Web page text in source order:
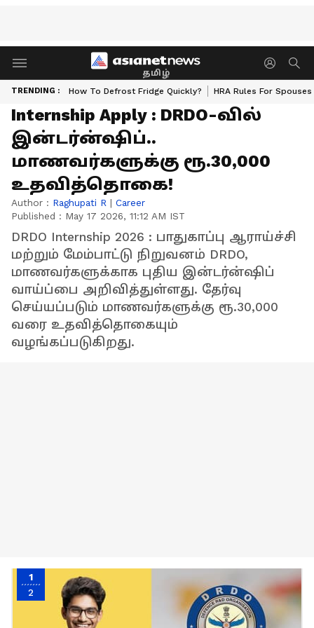
தமிழ்
TRENDING : How To Defrost Fridge Quickly? HRA Rules For Spouses
Internship Apply : DRDO-வில்
இன்டர்ன்ஷிப்..
மாணவர்களுக்கு ரூ.30,000
உதவித்தொகை!
Author : Raghupati R | Career
Published : May 17 2026, 11:12 AM IST
DRDO Internship 2026 : பாதுகாப்பு ஆராய்ச்சி
மற்றும் மேம்பாட்டு நிறுவனம் DRDO,
மாணவர்களுக்காக புதிய இன்டர்ன்ஷிப்
வாய்ப்பை அறிவித்துள்ளது. தேர்வு
செய்யப்படும் மாணவர்களுக்கு ரூ.30,000
வரை உதவித்தொகையும்
வழங்கப்படுகிறது.
1
2